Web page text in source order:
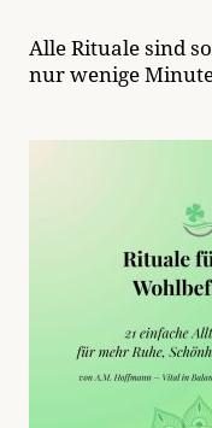
Alle Rituale sind
nur wenige